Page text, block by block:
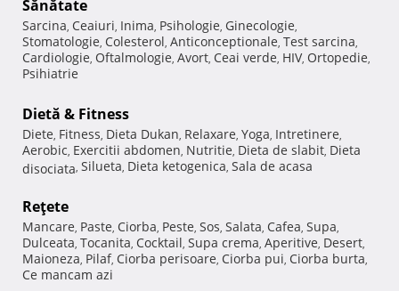
Sănătate
Sarcina, Ceaiuri, Inima, Psihologie, Ginecologie,
Stomatologie, Colesterol, Anticonceptionale, Test sarcina,
Cardiologie, Oftalmologie, Avort, Ceai verde, HIV, Ortopedie,
Psihiatrie
Dietă & Fitness
Diete, Fitness, Dieta Dukan, Relaxare, Yoga, Intretinere,
Aerobic, Exercitii abdomen, Nutritie, Dieta de slabit, Dieta
disociata, Silueta, Dieta ketogenica, Sala de acasa
Reţete
Mancare, Paste, Ciorba, Peste, Sos, Salata, Cafea, Supa,
Dulceata, Tocanita, Cocktail, Supa crema, Aperitive, Desert,
Maioneza, Pilaf, Ciorba perisoare, Ciorba pui, Ciorba burta,
Ce mancam azi